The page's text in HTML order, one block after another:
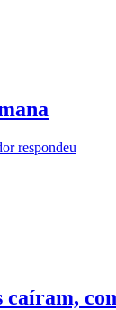
respondeu